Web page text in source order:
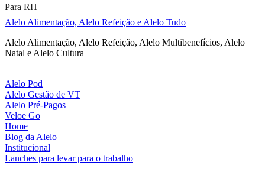
Para RH
Alelo Alimentação, Alelo Refeição e Alelo Tudo
Alelo Alimentação, Alelo Refeição, Alelo Multibenefícios, Alelo
Natal e Alelo Cultura
Alelo Pod
Alelo Gestão de VT
Alelo Pré-Pagos
Veloe Go
Home
Blog da Alelo
Institucional
Lanches para levar para o trabalho